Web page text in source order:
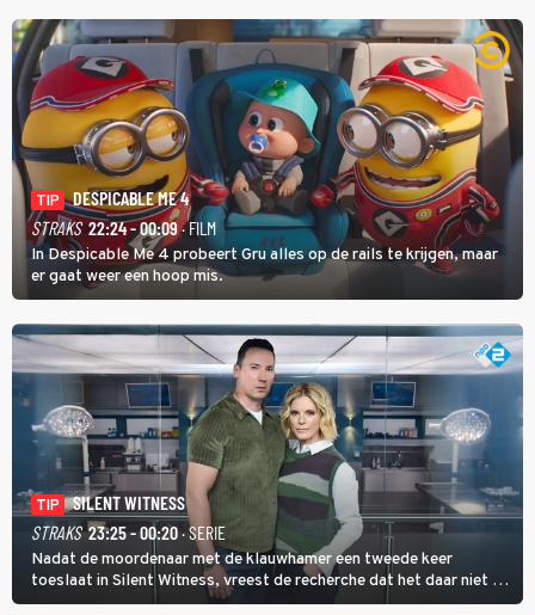
TIP
DESPICABLE ME 4
STRAKS 22:24 - 00:09· FILM
In Despicable Me 4 probeert Gru alles op de rails te krijgen, maar
er gaat weer een hoop mis.
TIP
SILENT WITNESS
STRAKS 23:25 - 00:20· SERIE
Nadat de moordenaar met de klauwhamer een tweede keer
toeslaat in Silent Witness, vreest de recherche dat het daar niet bij
blijft en vinden Kit en Jack op de plaats delict een foto met nog